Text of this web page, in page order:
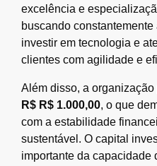
excelência e
buscando
investir em tecnologia e
clientes com agilidade e
Além disso, a
R$ R$ 1.000,00, o que
com a estabilidade
sustentável. O capital
importante da capacidade